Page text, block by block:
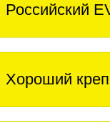
Российский
Хороший